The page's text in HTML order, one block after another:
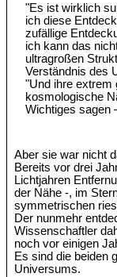
"Es ist wirklich
ich diese
zufällige
ich kann das
ultragroßen
Verständnis des
"Und ihre extrem
kosmologische
Wichtiges sagen
Aber sie war nicht
Bereits vor drei
Lichtjahren
der Nähe -, im
symmetrischen
Der nunmehr
Wissenschaftler
noch vor einigen
Es sind die beiden
Universums.